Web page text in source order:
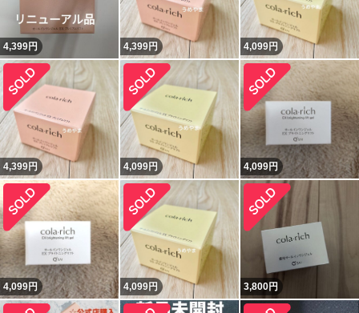
4,399円 4,399円 4,099円
4,399円 4,099円 4,099円
4,099円 4,099円 3,800円